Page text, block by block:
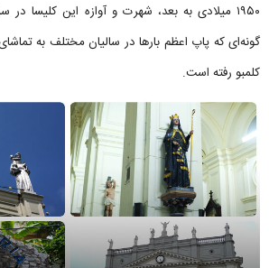
۱۹۵۰ میلادی به بعد، شهرت و آوازه این کلیسا در
گونه‌ای که پاپ اعظم بارها در سالیان مختلف به
کلمبو رفته است.